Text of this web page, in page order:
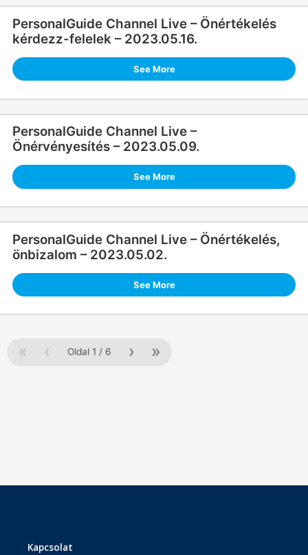
PersonalGuide Channel Live – Önértékelés
kérdezz-felelek – 2023.05.16.
See More
PersonalGuide Channel Live –
Önérvényesítés – 2023.05.09.
See More
PersonalGuide Channel Live – Önértékelés,
önbizalom – 2023.05.02.
See More
« ‹ › »
Oldal 1 / 6
Kapcsolat